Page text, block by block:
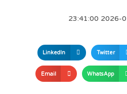
Twitter
LinkedIn
WhatsApp
Email